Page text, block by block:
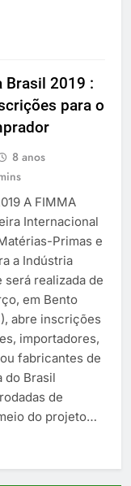
Brasil 2019 :
para o
8 anos
A FIMMA
Internacional
Primas e
a Indústria
será realizada de
em Bento
abre inscrições
importadores,
fabricantes de
do Brasil
de
do projeto…